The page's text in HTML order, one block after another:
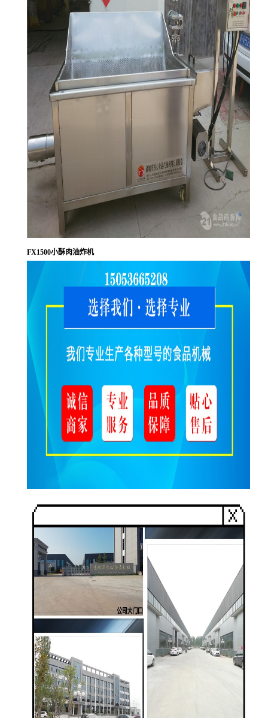
FX1500小酥肉油炸机